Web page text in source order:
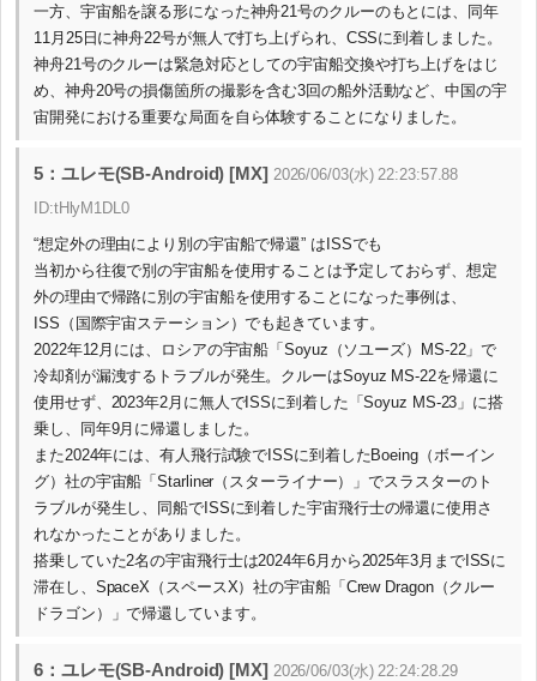
一方、宇宙船を譲る形になった神舟21号のクルーのもとには、同年
11月25日に神舟22号が無人で打ち上げられ、CSSに到着しました。
神舟21号のクルーは緊急対応としての宇宙船交換や打ち上げをはじ
め、神舟20号の損傷箇所の撮影を含む3回の船外活動など、中国の宇
宙開発における重要な局面を自ら体験することになりました。
5：ユレモ(SB-Android) [MX] 2026/06/03(水) 22:23:57.88
ID:tHlyM1DL0
“想定外の理由により別の宇宙船で帰還” はISSでも
当初から往復で別の宇宙船を使用することは予定しておらず、想定
外の理由で帰路に別の宇宙船を使用することになった事例は、
ISS（国際宇宙ステーション）でも起きています。
2022年12月には、ロシアの宇宙船「Soyuz（ソユーズ）MS-22」で
冷却剤が漏洩するトラブルが発生。クルーはSoyuz MS-22を帰還に
使用せず、2023年2月に無人でISSに到着した「Soyuz MS-23」に搭
乗し、同年9月に帰還しました。
また2024年には、有人飛行試験でISSに到着したBoeing（ボーイン
グ）社の宇宙船「Starliner（スターライナー）」でスラスターのト
ラブルが発生し、同船でISSに到着した宇宙飛行士の帰還に使用さ
れなかったことがありました。
搭乗していた2名の宇宙飛行士は2024年6月から2025年3月までISSに
滞在し、SpaceX（スペースX）社の宇宙船「Crew Dragon（クルー
ドラゴン）」で帰還しています。
6：ユレモ(SB-Android) [MX] 2026/06/03(水) 22:24:28.29